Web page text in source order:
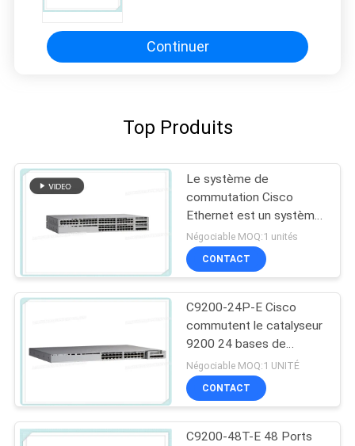
PoE WS-C3750X-48PF-E 48
Continuer
Top Produits
Le système de
commutation Cisco
Ethernet est un système
de commutation Cisco
Ethernet.
Négociable MOQ:1 unités
CONTACT
C9200-24P-E Cisco
commutent le catalyseur
9200 24 bases de
réseau de commutateur
du port PoE+
Négociable MOQ:1 UNITÉ
CONTACT
C9200-48T-E 48 Ports